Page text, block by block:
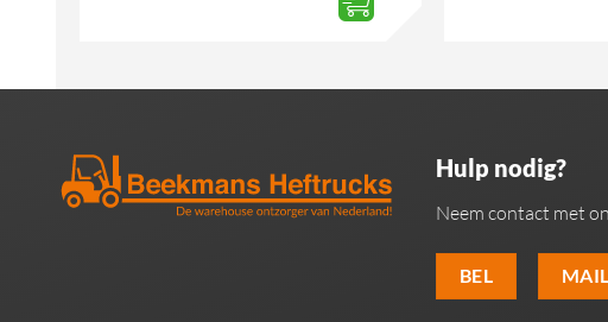
Hulp nodig?
Neem contact met
BEL MAIL